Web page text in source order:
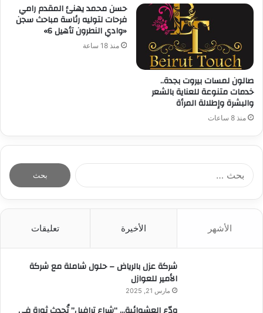
صالون لمسات بيروت بجدة..
خدمات متنوعة للعناية بالشعر
والبشرة وإطلالة المرأة
منذ 8 ساعات
حسن محمد يهنئ المقدم رامي
فرحات لتوليه رئاسة مباحث سجن
«وادي النطرون تأهيل 6»
منذ 18 ساعة
الأشهر الأخيرة تعليقات
شركة عزل بالرياض – حلول شاملة مع شركة
الأمير للعوازل
مارس 21, 2025